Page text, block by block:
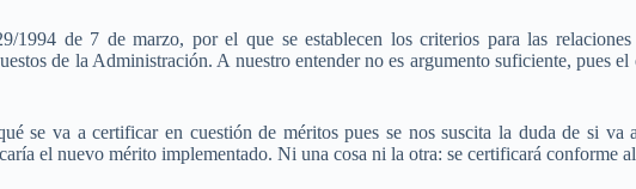
1994 de 7 de marzo, por el que se establecen los criterios para las
de la Administración. A nuestro entender no es argumento suficiente, pues
se va a certificar en cuestión de méritos pues se nos suscita la duda de si
el nuevo mérito implementado. Ni una cosa ni la otra: se certificará conforme